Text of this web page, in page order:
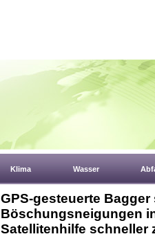
Klima Wasser
GPS-gesteuerte
Böschungsneigungen
Satellitenhilfe schneller